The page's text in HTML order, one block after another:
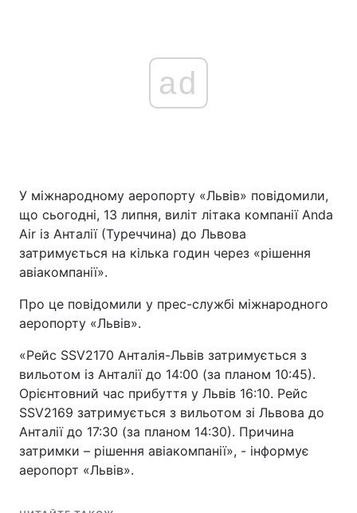
ad
У міжнародному аеропорту «Львів» повідомили,
що сьогодні, 13 липня, виліт літака компанії Anda
Air із Анталії (Туреччина) до Львова
затримується на кілька годин через «рішення
авіакомпанії».
Про це повідомили у прес-службі міжнародного
аеропорту «Львів».
«Рейс SSV2170 Анталія-Львів затримується з
вильотом із Анталії до 14:00 (за планом 10:45).
Орієнтовний час прибуття у Львів 16:10. Рейс
SSV2169 затримується з вильотом зі Львова до
Анталії до 17:30 (за планом 14:30). Причина
затримки – рішення авіакомпанії», - інформує
аеропорт «Львів».